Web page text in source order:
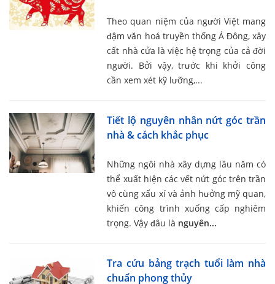
Theo quan niệm của người Việt mang
đậm văn hoá truyền thống Á Đông, xây
cất nhà cửa là việc hệ trọng của cả đời
người. Bởi vậy, trước khi khởi công
cần xem xét kỹ lưỡng,...
Tiết lộ nguyên nhân nứt góc trần
nhà & cách khắc phục
Những ngôi nhà xây dựng lâu năm có
thể xuất hiện các vết nứt góc trên trần
vô cùng xấu xí và ảnh hưởng mỹ quan,
khiến công trình xuống cấp nghiêm
trọng. Vậy đâu là nguyên...
Tra cứu bảng trạch tuổi làm nhà
chuẩn phong thủy